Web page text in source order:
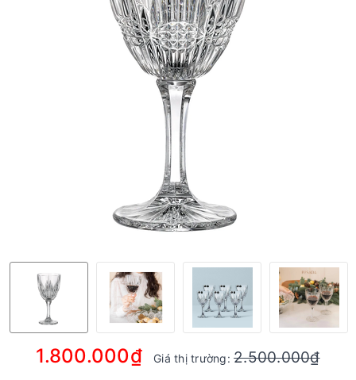
1.800.000₫ Giá thị trường:2.500.000₫